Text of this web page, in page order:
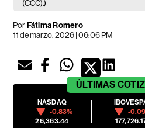
(CCC).)
PorFátima Romero
11 de marzo, 2026 | 06:06 PM
ÚLTIMAS
NASDAQ
-0.83%
26,363.44
-